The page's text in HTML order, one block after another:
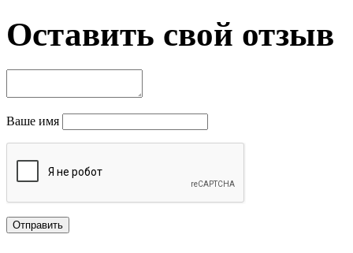
Оставить свой отзыв
Ваше имя